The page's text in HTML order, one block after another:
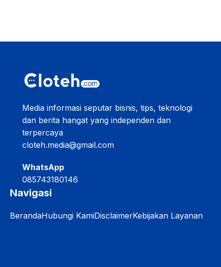
Media informasi seputar bisnis, tips, teknologi
dan berita hangat yang independen dan
terpercaya
cloteh.media@gmail.com
WhatsApp
085743180146
Navigasi
BerandaHubungi KamiDisclaimerKebijakan Layanan